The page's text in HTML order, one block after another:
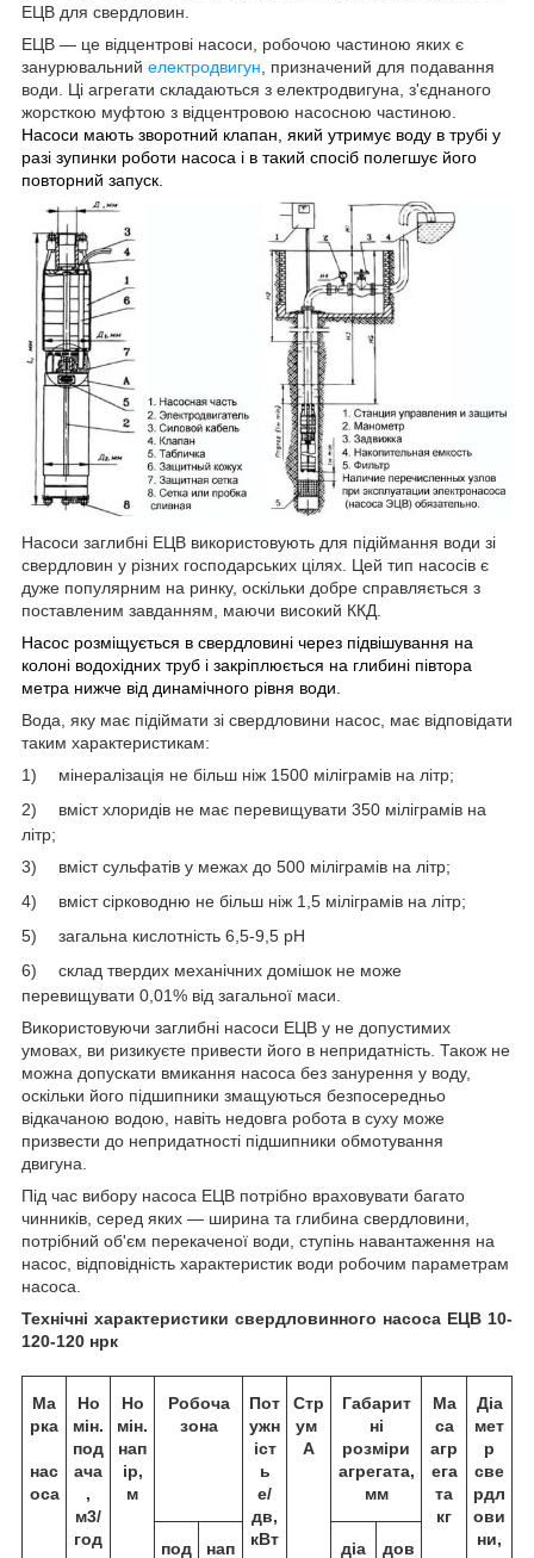
ЕЦВ для свердловин.
ЕЦВ — це відцентрові насоси, робочою частиною яких є
занурювальний електродвигун , призначений для подавання
води. Ці агрегати складаються з електродвигуна, з'єднаного
жорсткою муфтою з відцентровою насосною частиною.
Насоси мають зворотний клапан, який утримує воду в трубі у
разі зупинки роботи насоса і в такий спосіб полегшує його
повторний запуск.
Насоси заглибні ЕЦВ використовують для підіймання води зі
свердловин у різних господарських цілях. Цей тип насосів є
дуже популярним на ринку, оскільки добре справляється з
поставленим завданням, маючи високий ККД.
Насос розміщується в свердловині через підвішування на
колоні водохідних труб і закріплюється на глибині півтора
метра нижче від динамічного рівня води.
Вода, яку має підіймати зі свердловини насос, має відповідати
таким характеристикам:
1)
мінералізація не більш ніж 1500 міліграмів на літр;
2)
вміст хлоридів не має перевищувати 350 міліграмів на
літр;
3)
вмістсульфатів у межах до 500 міліграмів на літр;
4)
вмістсірководню не більш ніж 1,5 міліграмів на літр;
5)
загальна кислотність 6,5-9,5 рН
6)
склад твердих механічних домішок не може
перевищувати 0,01% від загальної маси
Використовуючи заглибні насоси ЕЦВ у не допустимих
умовах, ви ризикуєте привести його в непридатність. Також не
можна допускати вмикання насоса без занурення у воду,
оскільки його підшипники змащуються безпосередньо
відкачаною водою, навіть недовга робота в суху може
призвести до непридатності підшипники обмотування
двигуна.
Під час вибору насоса ЕЦВ потрібно враховувати багато
чинників, серед яких — ширина та глибина свердловини,
потрібний об'єм перекаченої води, ступінь навантаження на
насос, відповідність характеристик води робочим параметрам
насоса.
Технічні характеристики свердловинного насоса ЕЦВ 10-
120-120 нрк
Ма
рка
нас
оса
Но
мін.
под
ача
,
м3/
год
Но
мін.
нап
ір,
м
Робоча
зона
Пот
ужн
іст
ь
е/
дв,
кВт
Стр
ум
А
Габарит
ні
розміри
агрегата,
мм
Ма
са
агр
ега
та
кг
Діа
мет
р
све
рдл
ови
ни,
под нап діа дов